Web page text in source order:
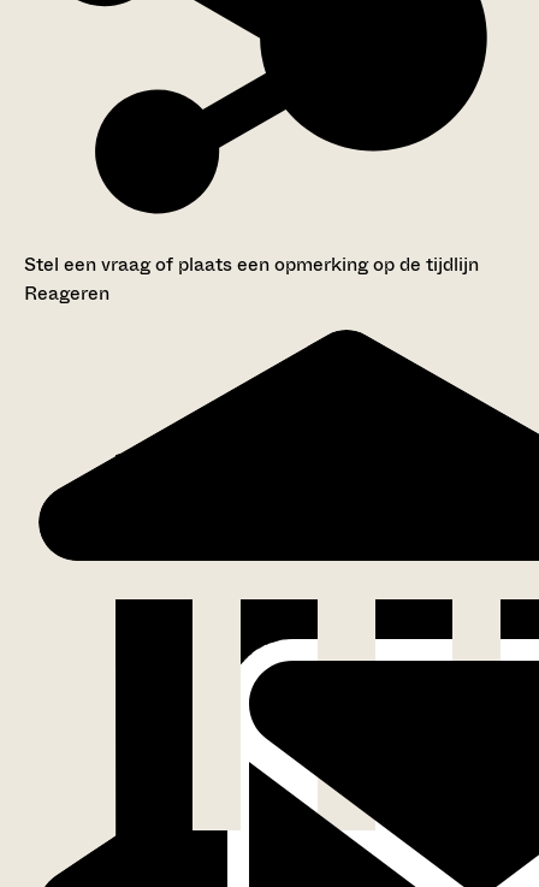
Stel een vraag of plaats een opmerking op de tijdlijn
Reageren